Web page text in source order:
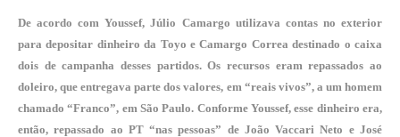
De acordo com Youssef, Júlio Camargo utilizava contas no exterior
para depositar dinheiro da Toyo e Camargo Correa destinado o caixa
dois de campanha desses partidos. Os recursos eram repassados ao
doleiro, que entregava parte dos valores, em “reais vivos”, a um homem
chamado “Franco”, em São Paulo. Conforme Youssef, esse dinheiro era,
então, repassado ao PT “nas pessoas” de João Vaccari Neto e José